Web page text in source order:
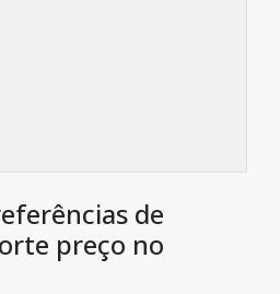
de
preço no